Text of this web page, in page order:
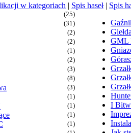
w kategoriach | Spis haseł| Spis
(25)
(31)
(2)
(2)
(1)
(2)
(3)
(8)
(3)
(1)
(1)
(1)
(1)
GML
I